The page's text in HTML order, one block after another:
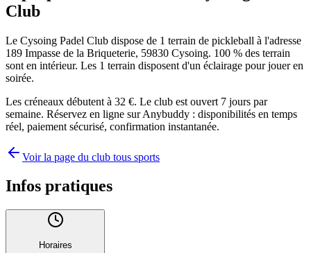
Club
Le Cysoing Padel Club dispose de 1 terrain de pickleball à l'adresse
189 Impasse de la Briqueterie, 59830 Cysoing. 100 % des terrain
sont en intérieur. Les 1 terrain disposent d'un éclairage pour jouer en
soirée.
Les créneaux débutent à 32 €. Le club est ouvert 7 jours par
semaine. Réservez en ligne sur Anybuddy : disponibilités en temps
réel, paiement sécurisé, confirmation instantanée.
Voir la page du club tous sports
Infos pratiques
Horaires